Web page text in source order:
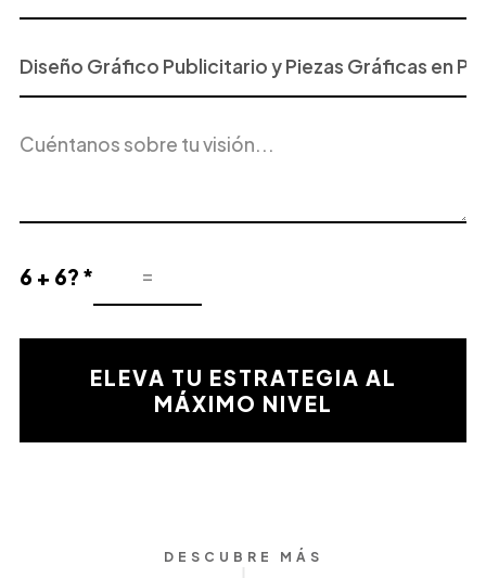
o
Servicio
Interés
del
6 + 6? *
Resultado
la
validaciónELEVA TU ESTRATEGIA AL
MÁXIMO NIVEL
DESCUBRE MÁS